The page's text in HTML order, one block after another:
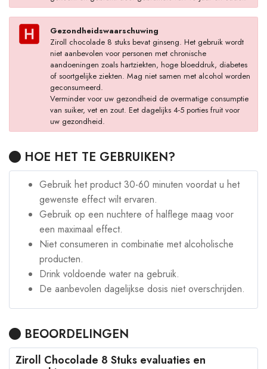
Gezondheidswaarschuwing
Ziroll chocolade 8 stuks bevat ginseng. Het gebruik wordt
niet aanbevolen voor personen met chronische
aandoeningen zoals hartziekten, hoge bloeddruk, diabetes
of soortgelijke ziekten. Mag niet samen met alcohol worden
geconsumeerd.
Verminder voor uw gezondheid de overmatige consumptie
van suiker, vet en zout. Eet dagelijks 4-5 porties fruit voor
uw gezondheid.
HOE HET TE GEBRUIKEN?
Gebruik het product 30-60 minuten voordat u het
gewenste effect wilt ervaren.
Gebruik op een nuchtere of halflege maag voor
een maximaal effect.
Niet consumeren in combinatie met alcoholische
producten.
Drink voldoende water na gebruik.
De aanbevolen dagelijkse dosis niet overschrijden.
BEOORDELINGEN
Ziroll Chocolade 8 Stuks evaluaties en